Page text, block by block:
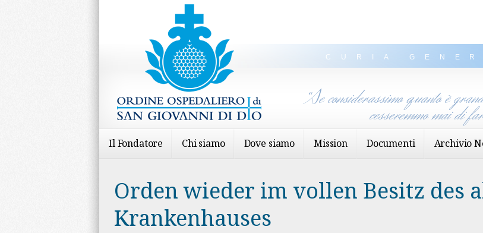
Il Fondatore Chi siamo Dove siamo Mission Documenti Archivio
CURIA
“Se considerassimo quanto è
cesseremmo mai di
Orden wieder im vollen Besitz des
Krankenhauses